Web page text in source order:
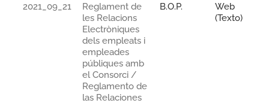
2021_09_21
Reglament de
les Relacions
Electròniques
dels empleats i
empleades
públiques amb
el Consorci /
Reglamento de
las Relaciones
B.O.P.
Web
(Texto)